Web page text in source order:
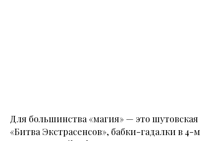
Для большинства «магия» — это шутовская
«Битва Экстрасенсов», бабки-гадалки в 4-м